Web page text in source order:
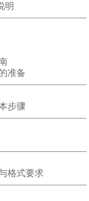
明
准备
步骤
格式要求